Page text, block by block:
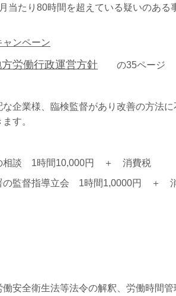
当たり80時間を超えている疑いのあ
ャンペーン
労働行政運営方針 の35ページ
な企業様、臨検監督があり改善の方法
す。
相談 1時間10,000円 ＋ 消費税
の監督指導立会 1時間1,0000円 ＋
安全衛生法等法令の解釈、労働時間